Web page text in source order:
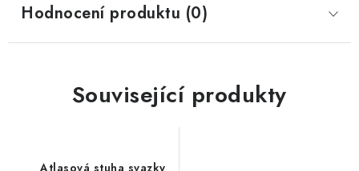
Hodnocení produktu (0)
Související produkty
Atlasová stuha svazky